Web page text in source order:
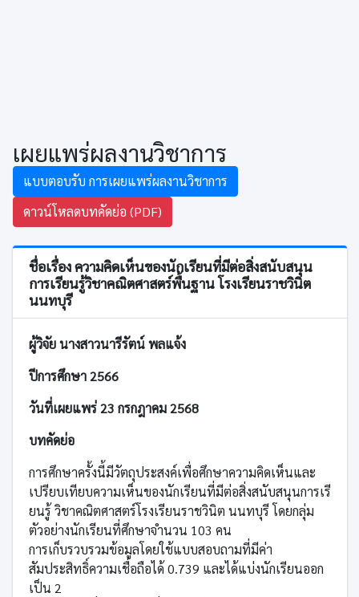
เผยแพร่ผลงานวิชาการ
แบบตอบรับ การเผยแพร่ผลงานวิชาการ
ดาวน์โหลดบทคัดย่อ (PDF)
ชื่อเรื่อง ความคิดเห็นของนักเรียนที่มีต่อสิ่งสนับสนุน
การเรียนรู้วิชาคณิตศาสตร์พื้นฐาน โรงเรียนราชวินิต
นนทบุรี
ผู้วิจัย นางสาวนารีรัตน์ พลแจ้ง
ปีการศึกษา 2566
วันที่เผยแพร่ 23 กรกฎาคม 2568
บทคัดย่อ
การศึกษาครั้งนี้มีวัตถุประสงค์เพื่อศึกษาความคิดเห็นและ
เปรียบเทียบความเห็นของนักเรียนที่มีต่อสิ่งสนับสนุนการเรี
ยนรู้ วิชาคณิตศาสตร์โรงเรียนราชวินิต นนทบุรี โดยกลุ่ม
ตัวอย่างนักเรียนที่ศึกษาจำนวน 103 คน
การเก็บรวบรวมข้อมูลโดยใช้แบบสอบถามที่มีค่า
สัมประสิทธิ์ความเชื่อถือได้ 0.739 และได้แบ่งนักเรียนออก
เป็น 2